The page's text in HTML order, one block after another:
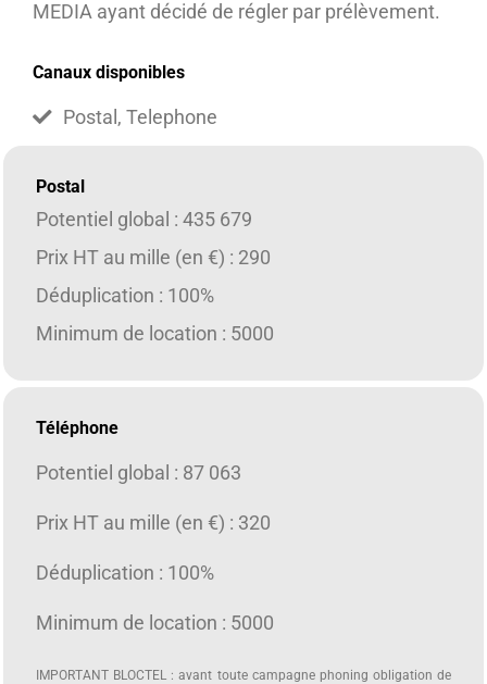
MEDIA ayant décidé de régler par prélèvement.
Canaux disponibles
Postal, Telephone
Postal
Potentiel global : 435 679
Prix HT au mille (en €) : 290
Déduplication : 100%
Minimum de location : 5000
Téléphone
Potentiel global : 87 063
Prix HT au mille (en €) : 320
Déduplication : 100%
Minimum de location : 5000
IMPORTANT BLOCTEL : avant toute campagne phoning obligation de